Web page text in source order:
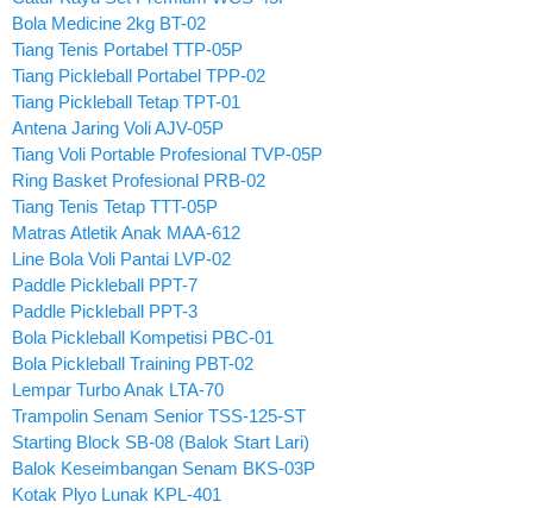
Bola Medicine 2kg BT-02
Tiang Tenis Portabel TTP-05P
Tiang Pickleball Portabel TPP-02
Tiang Pickleball Tetap TPT-01
Antena Jaring Voli AJV-05P
Tiang Voli Portable Profesional TVP-05P
Ring Basket Profesional PRB-02
Tiang Tenis Tetap TTT-05P
Matras Atletik Anak MAA-612
Line Bola Voli Pantai LVP-02
Paddle Pickleball PPT-7
Paddle Pickleball PPT-3
Bola Pickleball Kompetisi PBC-01
Bola Pickleball Training PBT-02
Lempar Turbo Anak LTA-70
Trampolin Senam Senior TSS-125-ST
Starting Block SB-08 (Balok Start Lari)
Balok Keseimbangan Senam BKS-03P
Kotak Plyo Lunak KPL-401